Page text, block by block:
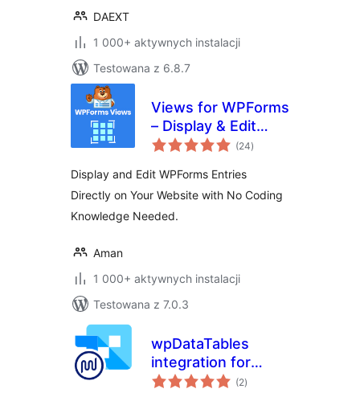
DAEXT
1 000+ aktywnych instalacji
Testowana z 6.8.7
Views for WPForms
– Display & Edit
WPForms Entries
frontend
(24wszystkich
ocen
)
Display and Edit WPForms Entries
Directly on Your Website with No Coding
Knowledge Needed.
Aman
1 000+ aktywnych instalacji
Testowana z 7.0.3
wpDataTables
integration for
Forminator Forms
(2wszystkich
ocen
)